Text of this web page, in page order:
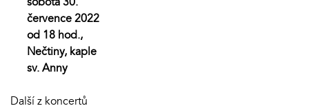
července 2022
od 18 hod.,
Nečtiny, kaple
sv. Anny
Další z koncertů